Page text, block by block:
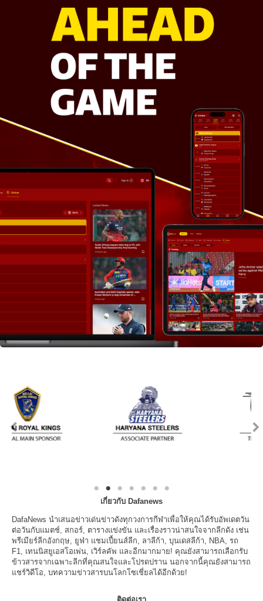
เกี่ยวกับ Dafanews
DafaNews นำเสนอข่าวเด่นข่าวดังทุกวงการกีฬาเพื่อให้คุณได้รับอัพเดตวัน
ต่อวันกับแมตช์, สกอร์, ตารางแข่งขัน และเรื่องราวน่าสนใจจากลีกดัง เช่น
พรีเมียร์ลีกอังกฤษ, ยูฟ่า แชมเปี้ยนส์ลีก, ลาลีก้า, บุนเดสลีก้า, NBA, รถ
F1, เทนนิสยูเอสโอเพ่น, เวิร์ลคัพ และอีกมากมาย! คุณยังสามารถเลือกรับ
ข้าวสารจากเฉพาะลีกที่คุณสนใจและโปรดปราน นอกจากนี้คุณยังสามารถ
แชร์วิดีโอ, บทความข่าวสารบนโลกโซเชี่ยลได้อีกด้วย!